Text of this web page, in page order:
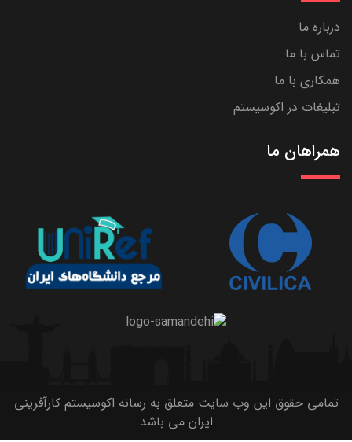
درباره ما
تماس با ما
همکاری با ما
تبلیغات در اکوسیستم
همراهان ما
تمامی حقوق این وب سایت متعلق به رسانه اکوسیستم کارآفرینی
ایران می باشد